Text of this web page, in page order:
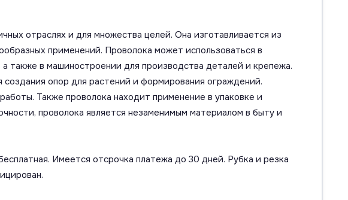
отраслях и для множества целей. Она изготавливается из
применений. Проволока может использоваться в
также в машиностроении для производства деталей и крепежа.
опор для растений и формирования ограждений.
Также проволока находит применение в упаковке и
проволока является незаменимым материалом в быту и
Имеется отсрочка платежа до 30 дней. Рубка и резка